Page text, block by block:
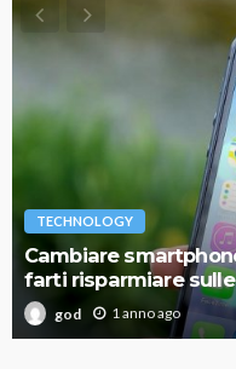
TECHNOLOGY
Cambiare
farti risparmiare
god 1 anno ago